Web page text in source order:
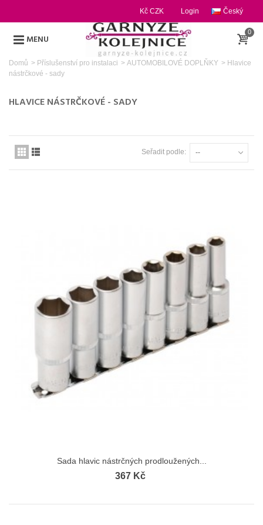
Český
Login
Kč CZK
MENU
0
Domů > Příslušenství pro instalaci > AUTOMOBILOVÉ DOPLŇKY > Hlavice
nástrčkové - sady
HLAVICE NÁSTRČKOVÉ - SADY
Seřadit podle: --
Sada hlavic nástrčných prodloužených...
367 Kč